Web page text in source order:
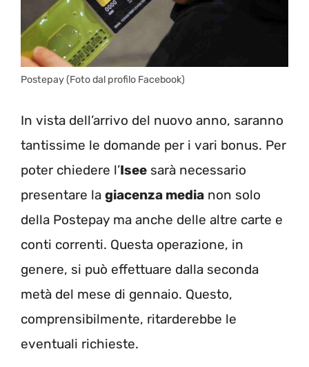
Postepay (Foto dal profilo Facebook)
In vista dell’arrivo del nuovo anno, saranno
tantissime le domande per i vari bonus. Per
poter chiedere l’Isee sarà necessario
presentare la giacenza media non solo
della Postepay ma anche delle altre carte e
conti correnti. Questa operazione, in
genere, si può effettuare dalla seconda
metà del mese di gennaio. Questo,
comprensibilmente, ritarderebbe le
eventuali richieste.